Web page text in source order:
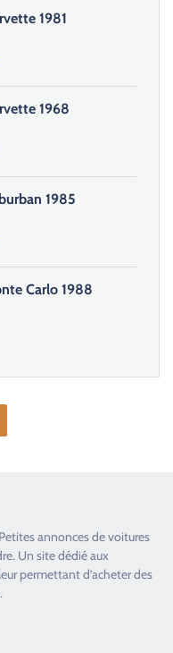
1981
1968
1985
Carlo 1988
Petites annonces devoitures
Un site dédié aux
leur permettant d’acheter des